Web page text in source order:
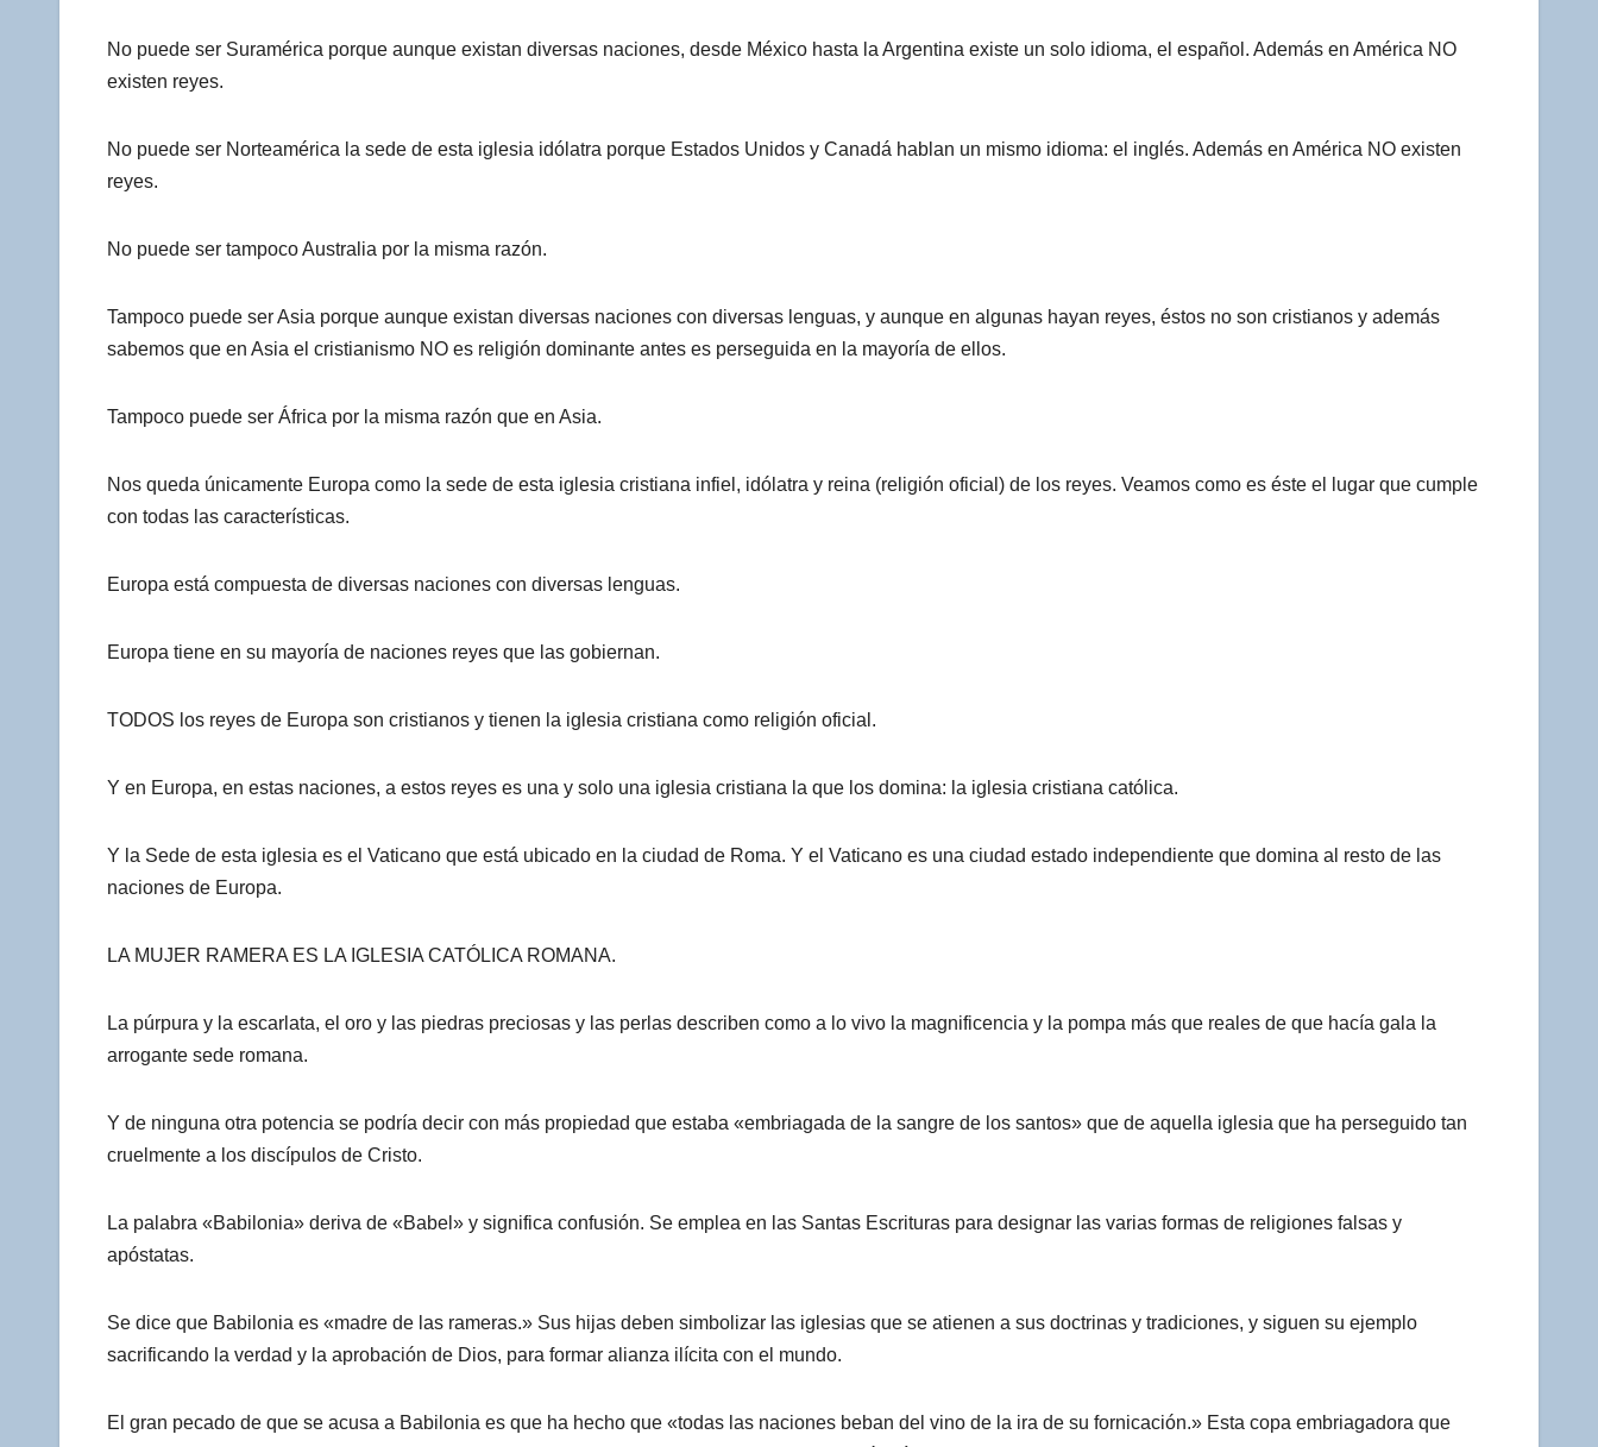
No puede ser Suramérica porque aunque existan diversas naciones, desde México hasta la Argentina existe un solo idioma, el español. Además en América NO
existen reyes.
No puede ser Norteamérica la sede de esta iglesia idólatra porque Estados Unidos y Canadá hablan un mismo idioma: el inglés. Además en América NO existen
reyes.
No puede ser tampoco Australia por la misma razón.
Tampoco puede ser Asia porque aunque existan diversas naciones con diversas lenguas, y aunque en algunas hayan reyes, éstos no son cristianos y además
sabemos que en Asia el cristianismo NO es religión dominante antes es perseguida en la mayoría de ellos.
Tampoco puede ser África por la misma razón que en Asia.
Nos queda únicamente Europa como la sede de esta iglesia cristiana infiel, idólatra y reina (religión oficial) de los reyes. Veamos como es éste el lugar que cumple
con todas las características.
Europa está compuesta de diversas naciones con diversas lenguas.
Europa tiene en su mayoría de naciones reyes que las gobiernan.
TODOS los reyes de Europa son cristianos y tienen la iglesia cristiana como religión oficial.
Y en Europa, en estas naciones, a estos reyes es una y solo una iglesia cristiana la que los domina: la iglesia cristiana católica.
Y la Sede de esta iglesia es el Vaticano que está ubicado en la ciudad de Roma. Y el Vaticano es una ciudad estado independiente que domina al resto de las
naciones de Europa.
LA MUJER RAMERA ES LA IGLESIA CATÓLICA ROMANA.
La púrpura y la escarlata, el oro y las piedras preciosas y las perlas describen como a lo vivo la magnificencia y la pompa más que reales de que hacía gala la
arrogante sede romana.
Y de ninguna otra potencia se podría decir con más propiedad que estaba «embriagada de la sangre de los santos» que de aquella iglesia que ha perseguido tan
cruelmente a los discípulos de Cristo.
La palabra «Babilonia» deriva de «Babel» y significa confusión. Se emplea en las Santas Escrituras para designar las varias formas de religiones falsas y
apóstatas.
Se dice que Babilonia es «madre de las rameras.» Sus hijas deben simbolizar las iglesias que se atienen a sus doctrinas y tradiciones, y siguen su ejemplo
sacrificando la verdad y la aprobación de Dios, para formar alianza ilícita con el mundo.
El gran pecado de que se acusa a Babilonia es que ha hecho que «todas las naciones beban del vino de la ira de su fornicación.» Esta copa embriagadora que